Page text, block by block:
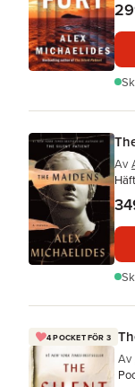
Av
4 POCKET FÖR 3
Av